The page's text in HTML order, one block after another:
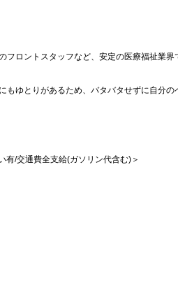
フロントスタッフなど、安定の医療福祉業
もゆとりがあるため、バタバタせずに自分の
/交通費全支給(ガソリン代含む)＞